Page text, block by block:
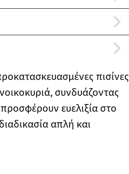
πισίνες
συνδυάζοντας
ευελιξία στο
απλή και